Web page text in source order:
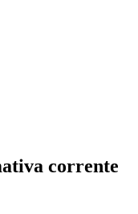
corrente